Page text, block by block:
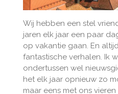
Wij hebben een stel
jaren elk jaar een paar
op vakantie gaan. En
fantastische verhalen. Ik
ondertussen wel
het elk jaar opnieuw zo
maar eens met ons